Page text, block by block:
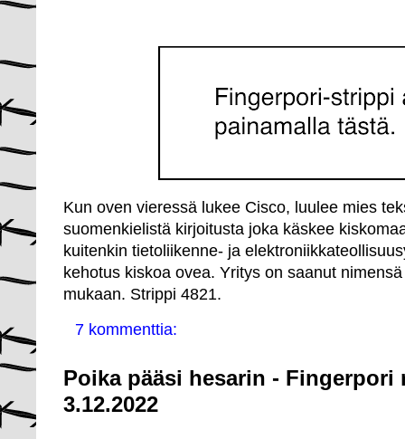
Kun oven vieressä lukee Cisco, luulee mies
suomenkielistä kirjoitusta joka käskee
kuitenkin tietoliikenne- ja
kehotus kiskoa ovea. Yritys on saanut
mukaan. Strippi 4821.
7 kommenttia:
Poika pääsi hesarin - Fingerpori
3.12.2022